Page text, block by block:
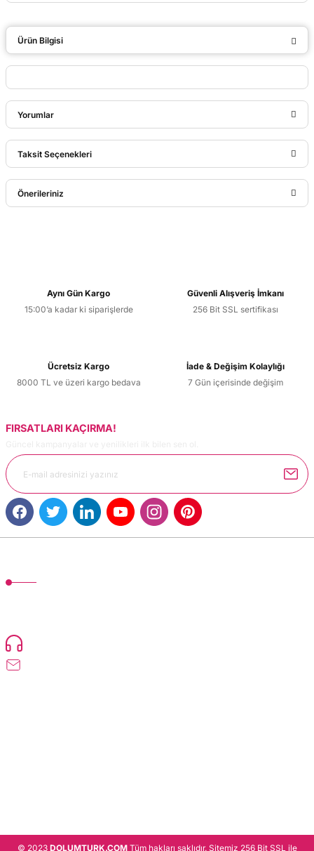
Ürün Bilgisi
Yorumlar
Bu ürüne ilk yorumu siz yapın!
Taksit Seçenekleri
Önerileriniz
Ürün resmi kalitesiz, bozuk veya görüntülenemiyor.
Ürün fiyatı diğer sitelerden daha pahalı.
Bu ürüne benzer farklı alternatifler olmalı.
Aynı Gün Kargo
15:00’a kadar ki siparişlerde
Güvenli Alışveriş İmkanı
256 Bit SSL sertifikası
Ücretsiz Kargo
8000 TL ve üzeri kargo bedava
İade & Değişim Kolaylığı
7 Gün içerisinde değişim
FIRSATLARI KAÇIRMA!
© 2023 DOLUMTURK.COMTüm hakları saklıdır. Sitemiz 256 Bit SSL ile